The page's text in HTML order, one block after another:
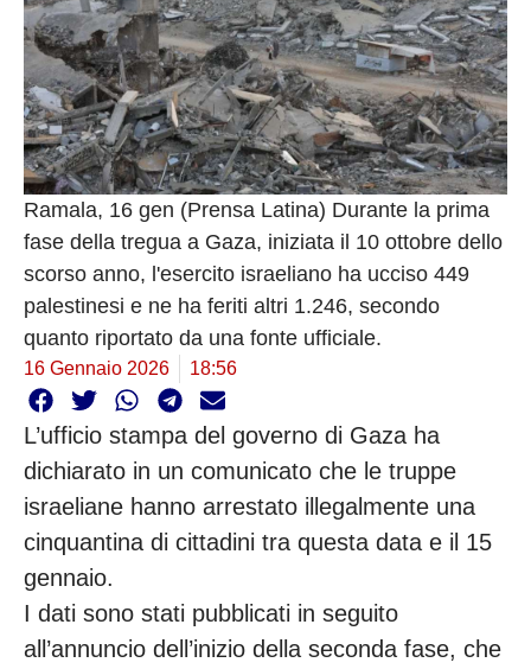
Ramala, 16 gen (Prensa Latina) Durante la prima
fase della tregua a Gaza, iniziata il 10 ottobre dello
scorso anno, l'esercito israeliano ha ucciso 449
palestinesi e ne ha feriti altri 1.246, secondo
quanto riportato da una fonte ufficiale.
16 Gennaio 2026 18:56
L’ufficio stampa del governo di Gaza ha
dichiarato in un comunicato che le truppe
israeliane hanno arrestato illegalmente una
cinquantina di cittadini tra questa data e il 15
gennaio.
I dati sono stati pubblicati in seguito
all’annuncio dell’inizio della seconda fase, che